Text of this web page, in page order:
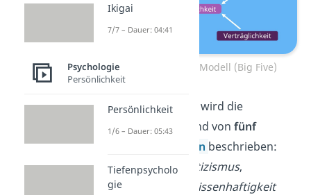
Das Fünf-Faktoren-Modell (Big Five)
Nach diesem Modell wird die
Persönlichkeit anhand von fünf
Charaktermerkmalen beschrieben:
Extraversion,Neurotizismus,
Verträglichkeit
Gewissenhaftigkeit
Ikigai
7/7 – Dauer: 04:41
Psychologie
Persönlichkeit
Persönlichkeit
1/6 – Dauer: 05:43
Tiefenpsycholo
gie